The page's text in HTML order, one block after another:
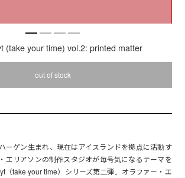
(take your time) vol.2: printed matter
out of stock
ーゲン生まれ、現在はアイスランドを拠点に活動す
エリアソンの制作スタジオが毎号気になるテーマを
（take your time）シリーズ第二弾。オラファー・エ